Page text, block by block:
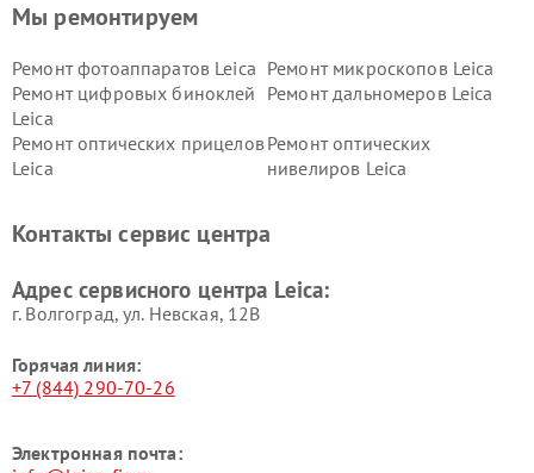
Мы ремонтируем
Ремонт фотоаппаратов Leica Ремонт микроскопов Leica
Ремонт цифровых биноклей
Leica
Ремонт дальномеров Leica
Ремонт оптических прицелов
Leica
Ремонт оптических
нивелиров Leica
Контакты сервис центра
Адрес сервисного центра Leica:
г. Волгоград, ул. Невская, 12В
Горячая линия:
+7 (844) 290-70-26
Электронная почта: